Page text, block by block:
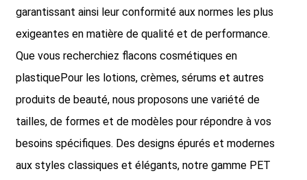
garantissant ainsi leur conformité aux normes les plus
exigeantes en matière de qualité et de performance.
Que vous recherchiez flacons cosmétiques en
plastiquePour les lotions, crèmes, sérums et autres
produits de beauté, nous proposons une variété de
tailles, de formes et de modèles pour répondre à vos
besoins spécifiques. Des designs épurés et modernes
aux styles classiques et élégants, notre gamme PET